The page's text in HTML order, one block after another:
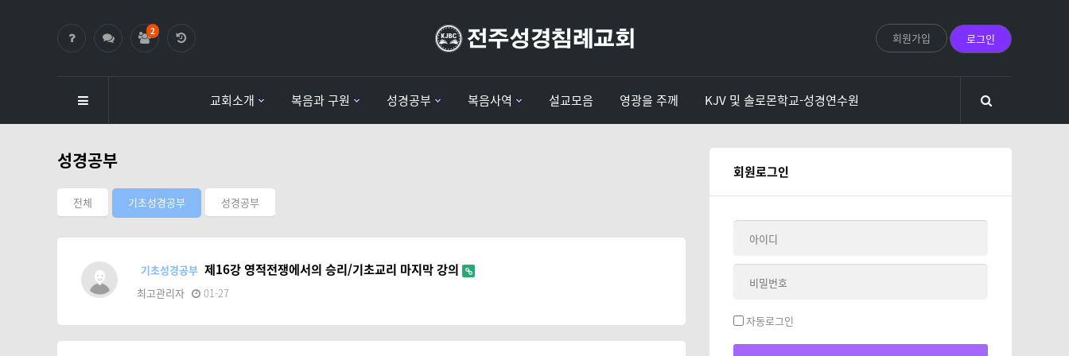
회원가입 로그인
2
교회소개 복음과 구원 성경공부 복음사역
하위분류
설교모음 영광을 주께 KJV 및 솔로몬학교-성경연수원
성경공부
전체 기초성경공부 성경공부
기초성경공부 제16강 영적전쟁에서의 승리/기초교리 마지막 강의
최고관리자 01-27
회원로그인
자동로그인